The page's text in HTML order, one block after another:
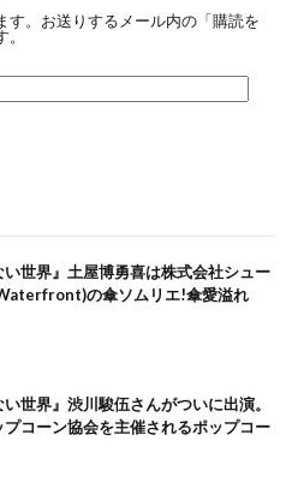
。お送りするメール内の「購読を
い世界』土屋博勇喜は株式会社シュー
の傘ソムリエ!傘愛溢れ
い世界』渋川駿伍さんがついに出演。
コーン協会を主催されるポップコー